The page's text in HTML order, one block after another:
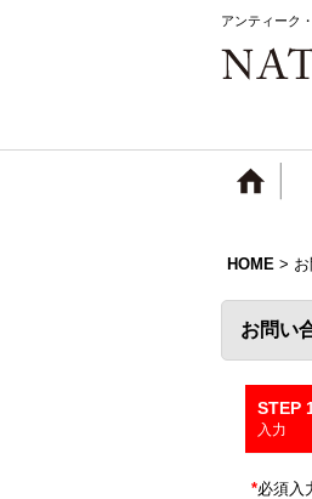
アンティーク
HOME >
お問い
STEP
入力
*必須入